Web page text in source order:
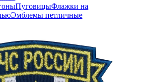
ПуговицыФлажки на
Эмблемы петличные